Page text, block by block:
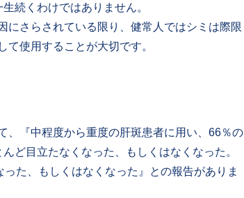
続くわけではありません。
にさらされている限り、健常人ではシミは際限
使用することが大切です。
、『中程度から重度の肝斑患者に用い、66％の
ど目立たなくなった、もしくはなくなった。
た、もしくはなくなった』との報告がありま